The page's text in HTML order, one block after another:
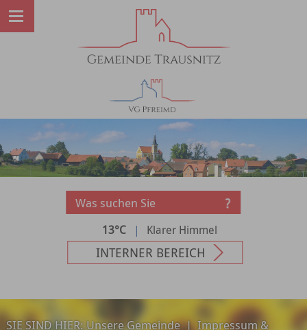
13°C | Klarer Himmel
INTERNER BEREICH
SIE SIND HIER:Unsere Gemeinde|Impressum &